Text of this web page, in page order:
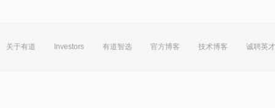
关于有道 Investors 有道智选 官方博客 技术博客 诚聘英才